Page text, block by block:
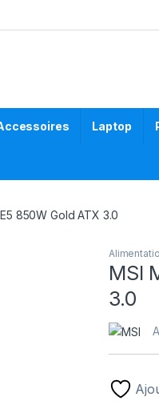
Laptop
850W Gold ATX 3.0
MSI
3.0